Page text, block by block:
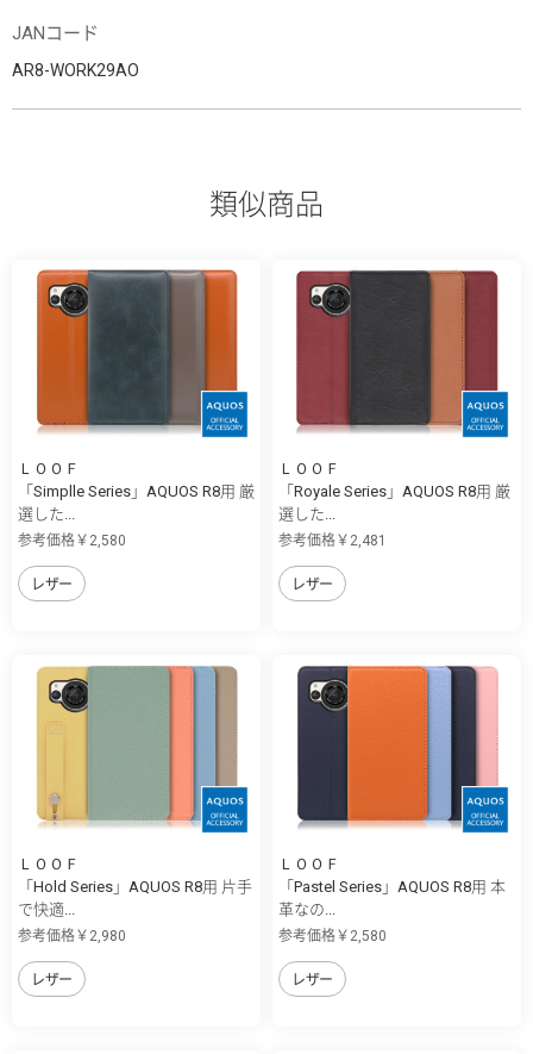
JANコード
AR8-WORK29AO
類似商品
ＬＯＯＦ
「Simplle Series」AQUOS R8用 厳
選した...
参考価格￥2,580
レザー
ＬＯＯＦ
「Royale Series」AQUOS R8用 厳
選した...
参考価格￥2,481
レザー
ＬＯＯＦ
「Hold Series」AQUOS R8用 片手
で快適...
参考価格￥2,980
レザー
ＬＯＯＦ
「Pastel Series」AQUOS R8用 本
革なの...
参考価格￥2,580
レザー